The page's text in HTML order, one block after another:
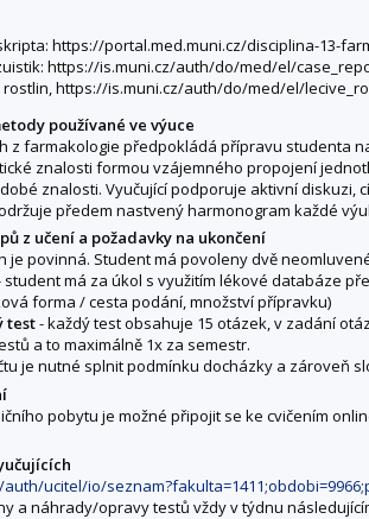
https://portal.med.muni.cz/disciplina-13-
https://is.muni.cz/auth/do/med/el/
rostlin, https://is.muni.cz/auth/do/med/el/
používané ve výuce
z farmakologie předpokládá přípravu studenta
znalosti formou vzájemného propojení
znalosti. Vyučující podporuje aktivní
předem nastvený harmonogram každé
z učení a požadavky na ukončení
je povinná. Student má povoleny dvě
student má za úkol s využitím lékové databáze
forma / cesta podání, množství přípravku)
test- každý test obsahuje 15 otázek, v zadání
a to maximálně 1x za semestr.
je nutné splnit podmínku docházky a zároveň
pobytu je možné připojit se ke cvičením
ucitel/io/
a náhrady/opravy testů vždy v týdnu